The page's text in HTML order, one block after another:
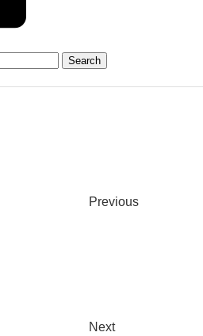
Previous
Next
từ JVSF